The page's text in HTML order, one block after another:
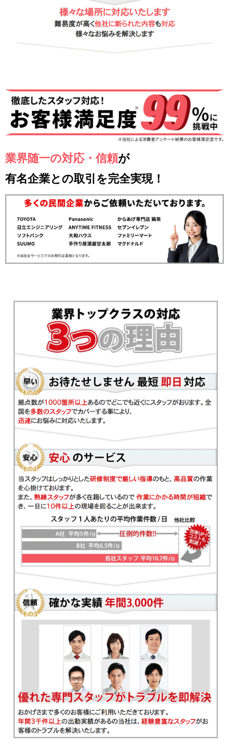
業界随一の対応・信頼が
有名企業との取引を完全実現！